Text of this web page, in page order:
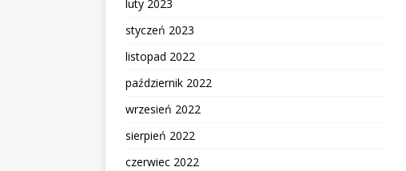
luty 2023
styczeń 2023
listopad 2022
październik 2022
wrzesień 2022
sierpień 2022
czerwiec 2022